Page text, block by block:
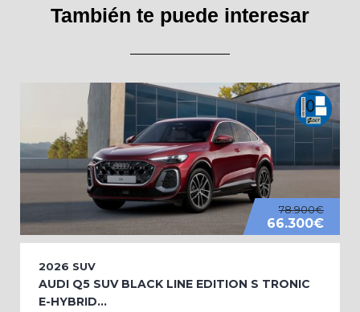
También te puede interesar
78.900€
66.300€
2026 SUV
AUDI Q5 SUV BLACK LINE EDITION S TRONIC
E-HYBRID...